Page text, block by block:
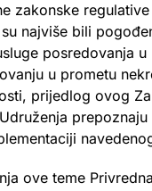
zakonske
najviše bili
posredovanja
u prometu
prijedlog ovog
ove teme